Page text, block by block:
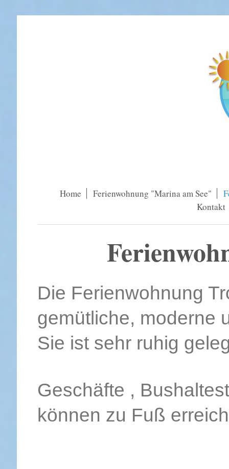
Home Ferienwohnung "Marina am See"
Kontakt
Die Ferienwohnung
gemütliche, moderne
Sie ist sehr ruhig
Geschäfte ,
können zu Fuß